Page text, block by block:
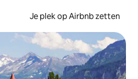
Je plek op Airbnb zetten